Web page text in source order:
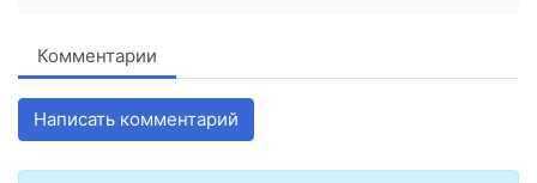
Комментарии
Написать комментарий